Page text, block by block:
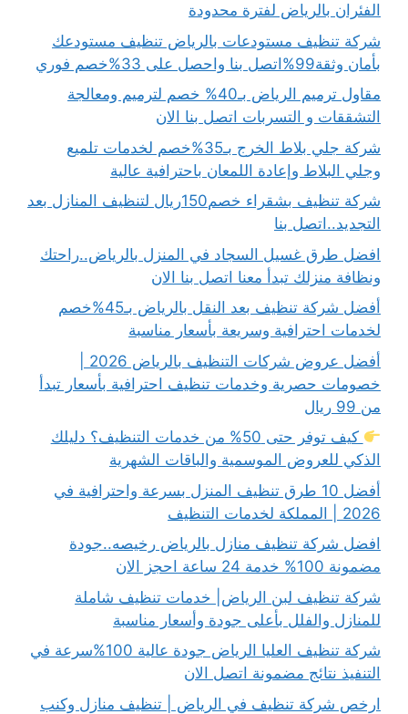
الفئران بالرياض لفترة محدودة
شركة تنظيف مستودعات بالرياض تنظيف مستودعك
بأمان وثقة99%اتصل بنا واحصل على 33%خصم فوري
مقاول ترميم الرياض بـ40% خصم لترميم ومعالجة
التشققات و التسربات اتصل بنا الان
شركة جلي بلاط الخرج بـ35%خصم لخدمات تلميع
وجلي البلاط وإعادة اللمعان باحترافية عالية
شركة تنظيف بشقراء خصم150ريال لتنظيف المنازل بعد
التجديد..اتصل بنا
افضل طرق غسيل السجاد في المنزل بالرياض..راحتك
ونظافة منزلك تبدأ معنا اتصل بنا الان
أفضل شركة تنظيف بعد النقل بالرياض بـ45%خصم
لخدمات احترافية وسريعة بأسعار مناسبة
خصومات حصرية وخدمات تنظيف احترافية بأسعار تبدأ
من 99 ريال
كيف توفر حتى 50% من خدمات التنظيف؟ دليلك
الذكي للعروض الموسمية والباقات الشهرية
أفضل 10 طرق تنظيف المنزل بسرعة واحترافية في
2026 | المملكة لخدمات التنظيف
افضل شركة تنظيف منازل بالرياض رخيصه..جودة
مضمونة 100% خدمة 24 ساعة احجز الان
شركة تنظيف لبن الرياض| خدمات تنظيف شاملة
للمنازل والفلل بأعلى جودة وأسعار مناسبة
شركة تنظيف العليا الرياض جودة عالية 100%سرعة في
التنفيذ نتائج مضمونة اتصل الان
ارخص شركة تنظيف في الرياض | تنظيف منازل وكنب